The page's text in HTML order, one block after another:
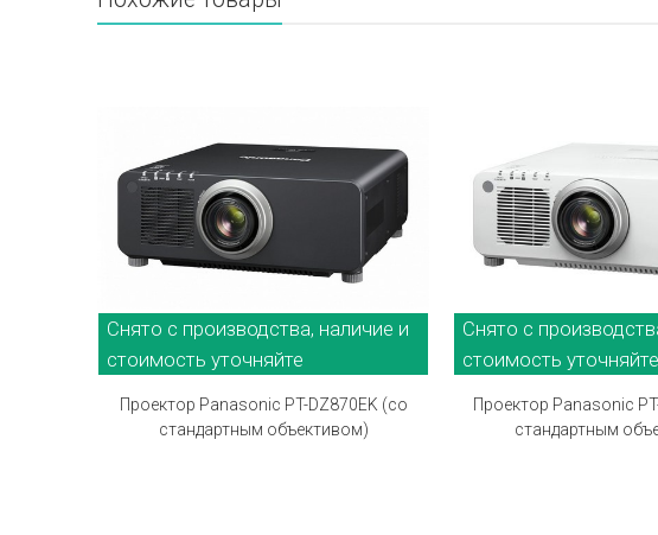
Снято с производства, наличие и
стоимость уточняйте
Проектор Panasonic PT-DZ870EK (со
стандартным объективом)
Снято с
стоимость уточняйте
Проектор Panasonic
стандартным